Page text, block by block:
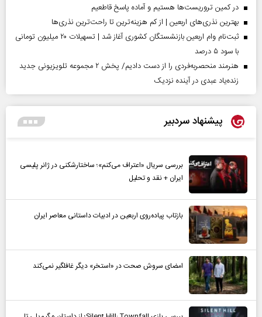
در کمین تروریست‌ها هستیم و آماده پاسخ قاطعیم
بهترین نذری‌های اربعین | از کم هزینه‌ترین تا راحت‌ترین نذری‌ها
ثبت‌نام وام اربعین بازنشستگان کشوری آغاز شد | تسهیلات ۲۰ میلیون تومانی
با سود ۵ درصد
هنرمند منحصر‌به‌فردی را از دست دادیم/ پخش ۲ مجموعه تلویزیونی جدید
زنده‌یاد عبدی در آینده نزدیک
پیشنهاد سردبیر
بررسی سریال «اعتراف می‌کنم»؛ ساختارشکنی در ژانر پلیسی
ایران + نقد و تحلیل
بازتاب پیاده‌روی اربعین در ادبیات داستانی معاصر ایران
امضای سروش صحت در «استخر» دیگر غافلگیر نمی‌کند